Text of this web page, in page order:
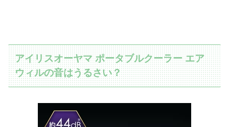
アイリスオーヤマ ポータブルクーラー エア
ウィルの音はうるさい？